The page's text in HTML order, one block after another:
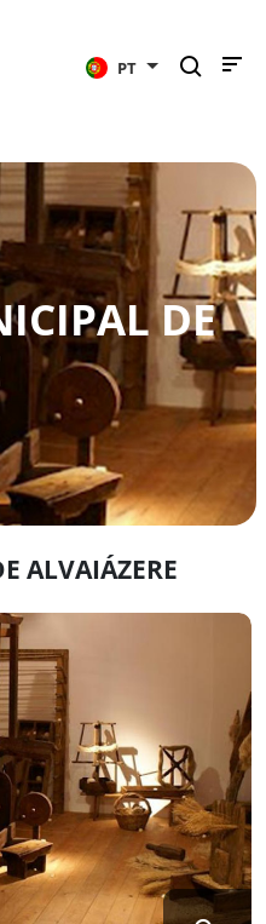
PT
DE
ALVAIÁZERE